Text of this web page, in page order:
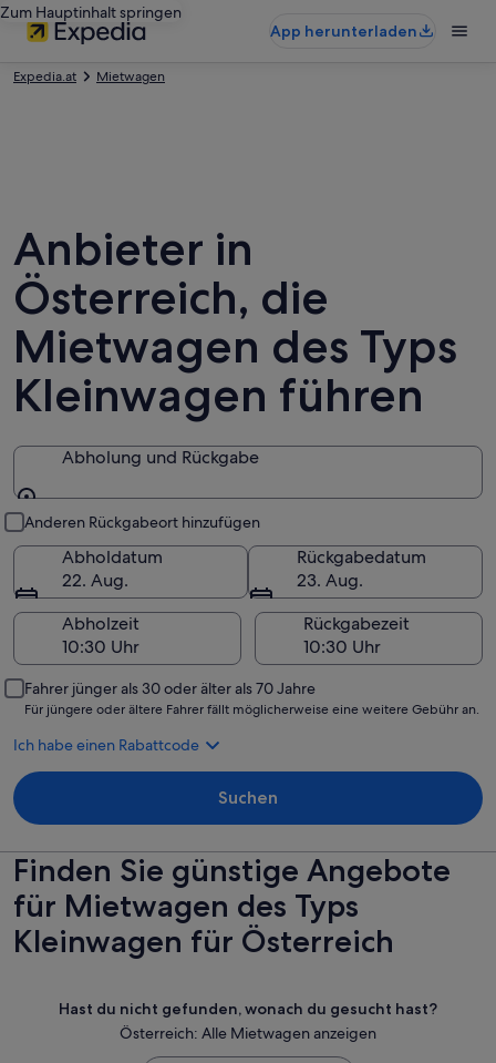
Zum Hauptinhalt springen
App herunterladen
Expedia.at Mietwagen
Anbieter in
Österreich, die
Mietwagen des Typs
Kleinwagen führen
Abholung und Rückgabe
Anderen Rückgabeort hinzufügen
Abholdatum
22. Aug.
Rückgabedatum
23. Aug.
Abholzeit
Rückgabezeit
Fahrer jünger als 30 oder älter als 70 Jahre
Für jüngere oder ältere Fahrer fällt möglicherweise eine weitere Gebühr an.
Ich habe einen Rabattcode
Suchen
Finden Sie günstige Angebote
für Mietwagen des Typs
Kleinwagen für Österreich
Hast du nicht gefunden, wonach du gesucht hast?
Österreich: Alle Mietwagen anzeigen